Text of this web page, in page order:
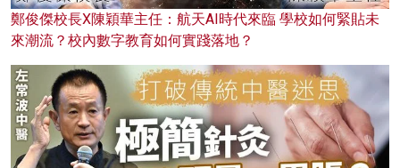
鄭俊傑校長X陳穎華主任：航天AI時代來臨 學校如何緊貼未
來潮流？校內數字教育如何實踐落地？